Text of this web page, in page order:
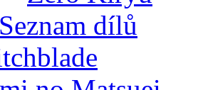
Seznam dílů